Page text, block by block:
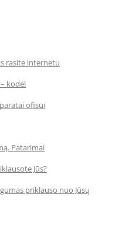
rasite internetu
kodėl
ofisui
Patarimai
Jūs?
priklauso nuo Jūsų